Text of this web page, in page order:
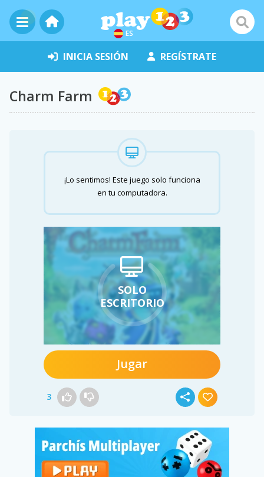
ES
INICIA SESIÓN REGÍSTRATE
Charm Farm
¡Lo sentimos! Este juego solo funciona
en tu computadora.
SOLO
ESCRITORIO
Jugar
3